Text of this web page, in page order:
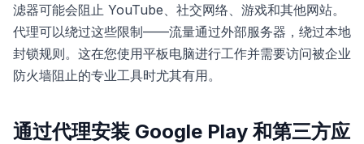
滤器可能会阻止 YouTube、社交网络、游戏和其他网站。
代理可以绕过这些限制——流量通过外部服务器，绕过本地
封锁规则。这在您使用平板电脑进行工作并需要访问被企业
防火墙阻止的专业工具时尤其有用。
通过代理安装 Google Play 和第三方应